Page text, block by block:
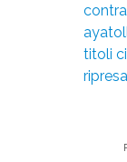
titoli